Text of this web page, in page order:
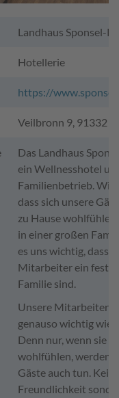
Landhaus Sponsel-
Hotellerie
https://
Veilbronn 9, 91332
Das Landhaus
ein Wellnesshotel
Familienbetrieb. Wir
dass sich unsere
zu Hause wohlfühlen
in einer großen
es uns wichtig, dass
Mitarbeiter ein fester
Familie sind.
Unsere Mitarbeiter
genauso wichtig wie
Denn nur, wenn sie
wohlfühlen, werden
Gäste auch tun.
Freundlichkeit